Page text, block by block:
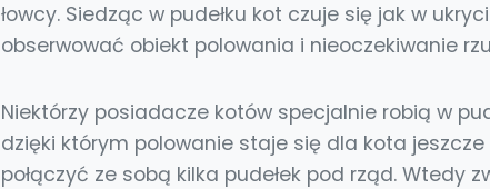
łowcy. Siedząc w pudełku kot czuje się jak w
obserwować obiekt polowania i nieoczekiwanie
Niektórzy posiadacze kotów specjalnie robią w
dzięki którym polowanie staje się dla kota
połączyć ze sobą kilka pudełek pod rząd. Wtedy